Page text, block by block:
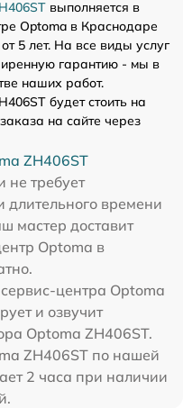
выполняется в
Optoma в Краснодаре
5 лет. На все виды услуг
гарантию - мы в
наших работ.
будет стоить на
на сайте через
ZH406ST
не требует
длительного времени
мастер доставит
Optoma в
центра Optoma
и озвучит
Optoma ZH406ST.
ZH406ST по нашей
2 часа при наличии